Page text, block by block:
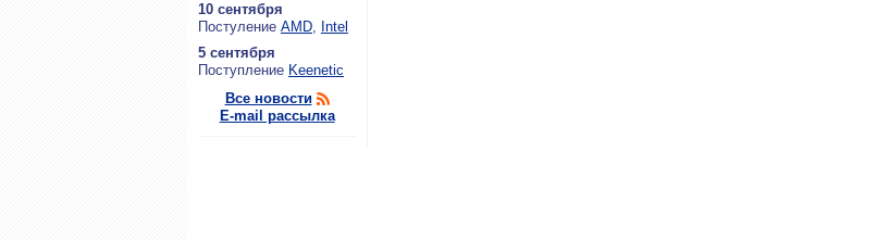
10 сентября
По­сту­ле­ние AMD, Intel
5 сентября
По­ступ­ле­ние Keenetic
Все новости
E-mail рассылка